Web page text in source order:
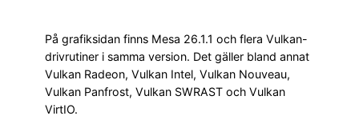
På grafiksidan finns Mesa 26.1.1 och flera Vulkan-
drivrutiner i samma version. Det gäller bland annat
Vulkan Radeon, Vulkan Intel, Vulkan Nouveau,
Vulkan Panfrost, Vulkan SWRAST och Vulkan
VirtIO.